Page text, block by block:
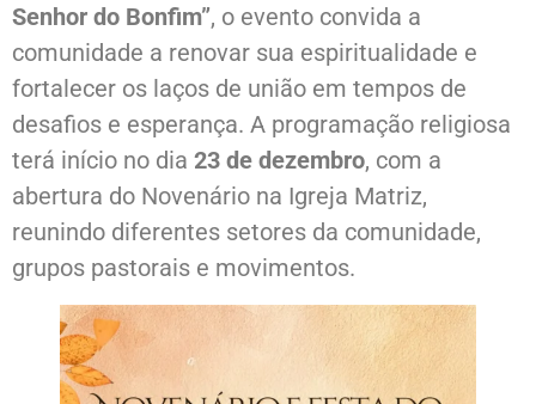
Senhor do Bonfim”, o evento convida a
comunidade a renovar sua espiritualidade e
fortalecer os laços de união em tempos de
desafios e esperança. A programação religiosa
terá início no dia 23 de dezembro, com a
abertura do Novenário na Igreja Matriz,
reunindo diferentes setores da comunidade,
grupos pastorais e movimentos.